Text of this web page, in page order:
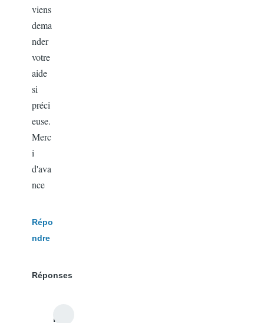
viens
dema
nder
votre
aide
si
préci
euse.
Merc
i
d'ava
nce
Répo
ndre
Réponses
r